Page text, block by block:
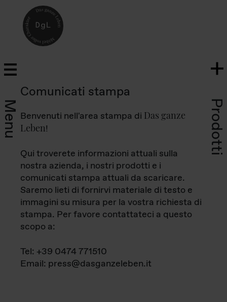
Menu Prodotti
Comunicati stampa
Benvenuti nell'area stampa di Das ganze
Leben!
Qui troverete informazioni attuali sulla
nostra azienda, i nostri prodotti e i
comunicati stampa attuali da scaricare.
Saremo lieti di fornirvi materiale di testo e
immagini su misura per la vostra richiesta di
stampa. Per favore contattateci a questo
scopo a:
Tel: +39 0474 771510
Email: press@dasganzeleben.it